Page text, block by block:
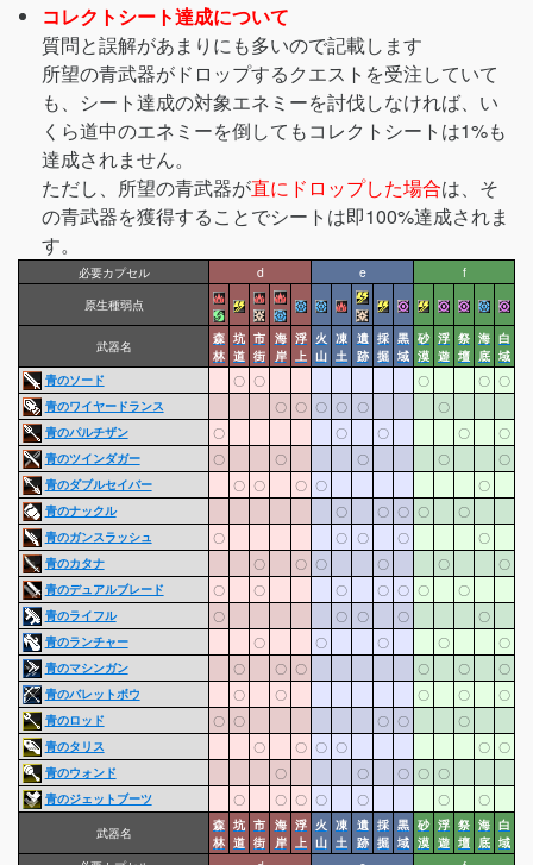
コレクトシート達成について
質問と誤解があまりにも多いので記載します
所望の青武器がドロップするクエストを受注していて
も、シート達成の対象エネミーを討伐しなければ、い
くら道中のエネミーを倒してもコレクトシートは1%も
達成されません。
ただし、所望の青武器が直にドロップした場合は、そ
の青武器を獲得することでシートは即100%達成されま
す。
必要カプセル d e
f
原生種弱点
武器名
森
林
坑
道
市
街
海
岸
浮
上
火
山
凍
土
遺
跡
採
掘
黒
域
砂
漠
浮
遊
祭
壇
海
底
白
域
武器名
森
林
坑
道
市
街
海
岸
浮
上
火
山
凍
土
遺
跡
採
掘
黒
域
砂
漠
浮
遊
祭
壇
海
底
白
域
青のソード 〇 〇 〇 〇 〇
青のワイヤードランス
〇 〇 〇 〇 〇
〇
青のパルチザン
〇 〇 〇 〇
〇
青のツインダガー
〇 〇 〇 〇
〇
青のダブルセイバー
〇 〇 〇 〇
〇
青のナックル
〇 〇 〇 〇
〇
青のガンスラッシュ
〇 〇 〇 〇
〇
青のカタナ
〇 〇 〇 〇 〇
〇
青のデュアルブレード
〇 〇 〇 〇 〇 〇
〇
青のライフル
〇 〇 〇 〇
〇
青のランチャー
〇 〇 〇 〇
〇
青のマシンガン
〇 〇 〇 〇 〇
〇
青のバレットボウ
〇 〇 〇 〇
〇
青のロッド
〇 〇 〇 〇
〇
青のタリス
〇 〇 〇 〇 〇 〇
青のウォンド
〇 〇 〇 〇 〇
青のジェットブーツ
〇 〇 〇 〇 〇 〇 〇